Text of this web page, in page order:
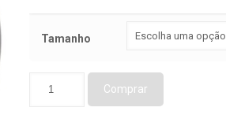
Tamanho
Comprar